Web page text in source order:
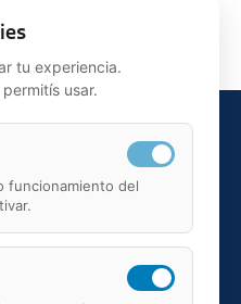
12, 28027, Madrid
tu experiencia.
usar.
funcionamiento del